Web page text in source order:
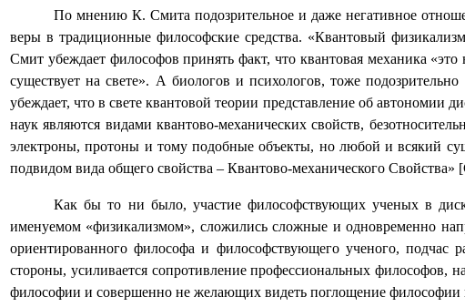
По мнению К. Смита подозрительное и даже негативное
веры в традиционные философские средства. «Квантовый
Смит убеждает философов принять факт, что квантовая механика
существует на свете». А биологов и психологов, тоже
убеждает, что в свете квантовой теории представление об автономии
наук являются видами квантово-механических свойств,
электроны, протоны и тому подобные объекты, но любой и всякий
подвидом вида общего свойства – Квантово-механического Свойства»
Как бы то ни было, участие философствующих ученых в
именуемом «физикализмом», сложились сложные и одновременно
ориентированного философа и философствующего ученого, подчас
стороны, усиливается сопротивление профессиональных философов,
философии и совершенно не желающих видеть поглощение философии